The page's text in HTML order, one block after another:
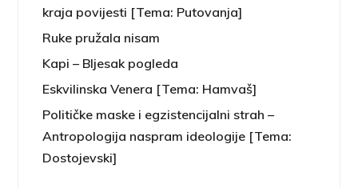
kraja povijesti [Tema: Putovanja]
Ruke pružala nisam
Kapi – Bljesak pogleda
Eskvilinska Venera [Tema: Hamvaš]
Političke maske i egzistencijalni strah –
Antropologija naspram ideologije [Tema:
Dostojevski]